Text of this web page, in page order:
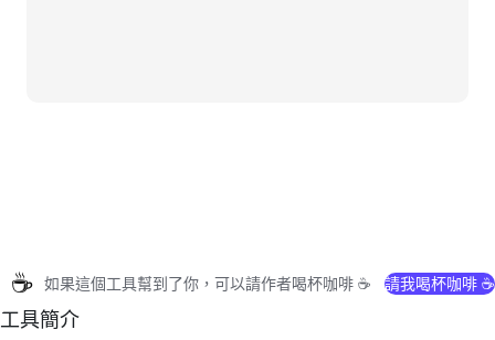
☕ 如果這個工具幫到了你，可以請作者喝杯咖啡 ☕ 請我喝杯咖啡 ☕
工具簡介